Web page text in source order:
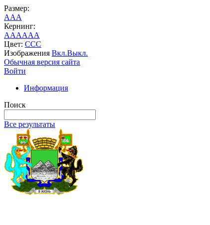
Размер:
AAA
Кернинг:
AAAAAA
Цвет: CCC
Изображения Вкл.Выкл.
Обычная версия сайта
Войти
Информация
Поиск
Все результаты